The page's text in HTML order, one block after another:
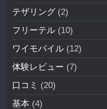
テザリング(2)
フリーテル (10)
ワイモバイル (12)
体験レビュー (7)
口コミ (20)
基本 (4)